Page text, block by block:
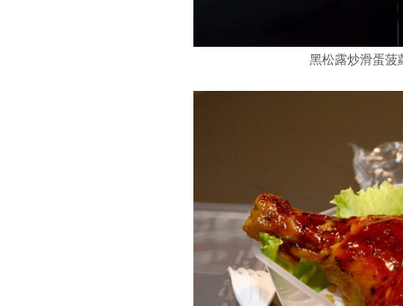
黑松露炒滑蛋菠